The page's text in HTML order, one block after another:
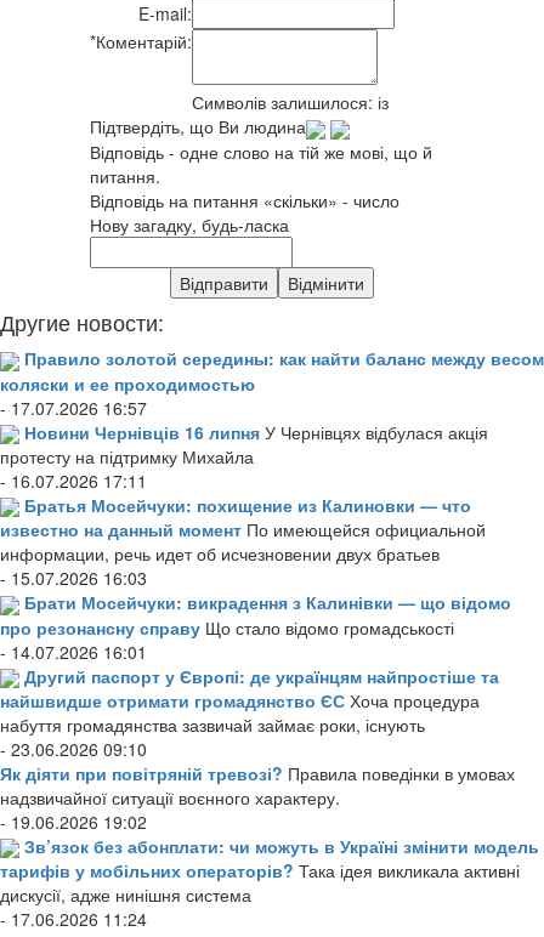
E-mail:
*Коментарій:
Символів залишилося: із
Підтвердіть, що Ви людина
Відповідь - одне слово на тій же мові, що й
питання.
Відповідь на питання «скільки» - число
Нову загадку, будь-ласка
Другие новости:
Правило золотой середины: как найти баланс между весом
коляски и ее проходимостью
- 17.07.2026 16:57
Новини Чернівців 16 липня У Чернівцях відбулася акція
протесту на підтримку Михайла
- 16.07.2026 17:11
Братья Мосейчуки: похищение из Калиновки — что
известно на данный момент По имеющейся официальной
информации, речь идет об исчезновении двух братьев
- 15.07.2026 16:03
Брати Мосейчуки: викрадення з Калинівки — що відомо
про резонансну справу Що стало відомо громадськості
- 14.07.2026 16:01
Другий паспорт у Європі: де українцям найпростіше та
найшвидше отримати громадянство ЄС Хоча процедура
набуття громадянства зазвичай займає роки, існують
- 23.06.2026 09:10
Як діяти при повітряній тревозі? Правила поведінки в умовах
надзвичайної ситуації воєнного характеру.
- 19.06.2026 19:02
Зв’язок без абонплати: чи можуть в Україні змінити модель
тарифів у мобільних операторів? Така ідея викликала активні
дискусії, адже нинішня система
- 17.06.2026 11:24